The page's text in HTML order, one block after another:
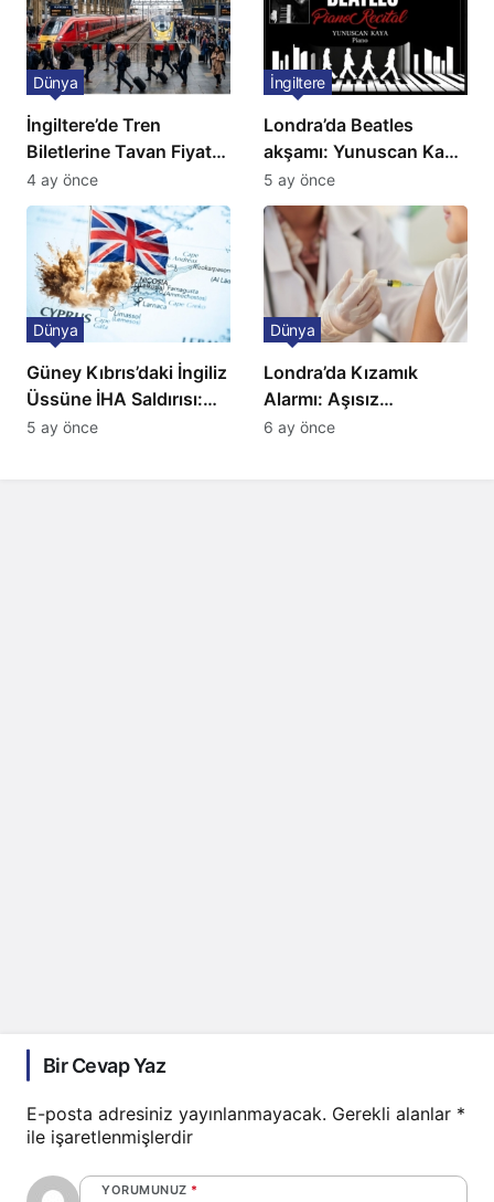
İngiltere’de Tren
Biletlerine Tavan Fiyat:
Ulaşımda Yeni
Düzenleme
Dünya
4 ay önce
Londra’da Beatles
akşamı: Yunuscan Kaya
klasik yorumuyla
sahnede
İngiltere
5 ay önce
Güney Kıbrıs’daki İngiliz
Üssüne İHA Saldırısı:
Patlama, Sirenler ve
Dünya
5 ay önce
Londra’da Kızamık
Alarmı: Aşısız
Öğrenciler Okullardan
Dünya
6 ay önce
Bir Cevap Yaz
E-posta adresiniz yayınlanmayacak. Gerekli alanlar *
ile işaretlenmişlerdir
YORUMUNUZ *